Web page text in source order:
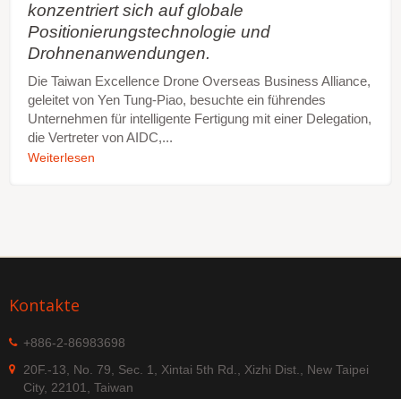
konzentriert sich auf globale
Positionierungstechnologie und
Drohnenanwendungen.
Die Taiwan Excellence Drone Overseas Business Alliance,
geleitet von Yen Tung-Piao, besuchte ein führendes
Unternehmen für intelligente Fertigung mit einer Delegation,
die Vertreter von AIDC,...
Weiterlesen
Kontakte
+886-2-86983698
20F.-13, No. 79, Sec. 1, Xintai 5th Rd., Xizhi Dist., New Taipei
City, 22101, Taiwan